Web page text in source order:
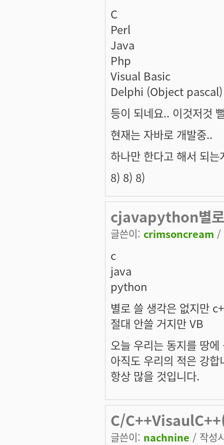
C
Perl
Java
Php
Visual Basic
Delphi (Object pascal)
등이 되네요.. 이것저것
현재는 자바로 개발중..
하나만 한다고 해서 되
8) 8) 8)
cjavapython별로
글쓴이: crimsoncream /
c
java
python
별로 쓸 생각은 없지만
절대 안쓸 거지만 VB
오늘 우리는 동지를 땅
아직도 우리의 적은 강
항상 많을 것입니다.
C/
글쓴이: nachnine / 작성